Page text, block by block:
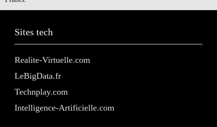
Sites tech
Realite-Virtuelle.com
LeBigData.fr
Technplay.com
Intelligence-Artificielle.com